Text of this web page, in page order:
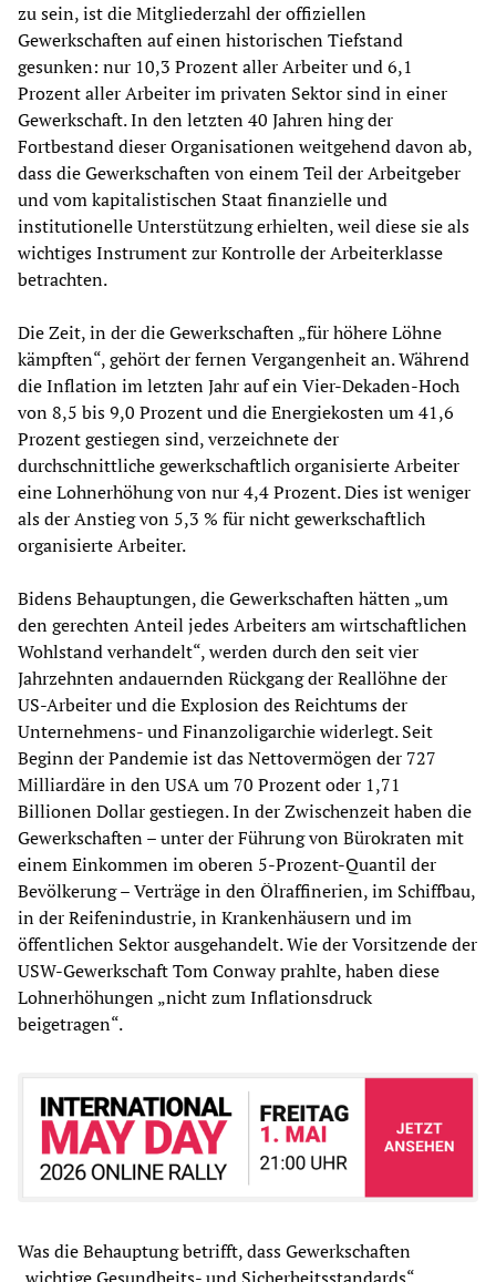
zu sein, ist die Mitgliederzahl der offiziellen
Gewerkschaften auf einen historischen Tiefstand
gesunken: nur 10,3 Prozent aller Arbeiter und 6,1
Prozent aller Arbeiter im privaten Sektor sind in einer
Gewerkschaft. In den letzten 40 Jahren hing der
Fortbestand dieser Organisationen weitgehend davon ab,
dass die Gewerkschaften von einem Teil der Arbeitgeber
und vom kapitalistischen Staat finanzielle und
institutionelle Unterstützung erhielten, weil diese sie als
wichtiges Instrument zur Kontrolle der Arbeiterklasse
betrachten.
Die Zeit, in der die Gewerkschaften „für höhere Löhne
kämpften“, gehört der fernen Vergangenheit an. Während
die Inflation im letzten Jahr auf ein Vier-Dekaden-Hoch
von 8,5 bis 9,0 Prozent und die Energiekosten um 41,6
Prozent gestiegen sind, verzeichnete der
durchschnittliche gewerkschaftlich organisierte Arbeiter
eine Lohnerhöhung von nur 4,4 Prozent. Dies ist weniger
als der Anstieg von 5,3 % für nicht gewerkschaftlich
organisierte Arbeiter.
Bidens Behauptungen, die Gewerkschaften hätten „um
den gerechten Anteil jedes Arbeiters am wirtschaftlichen
Wohlstand verhandelt“, werden durch den seit vier
Jahrzehnten andauernden Rückgang der Reallöhne der
US-Arbeiter und die Explosion des Reichtums der
Unternehmens- und Finanzoligarchie widerlegt. Seit
Beginn der Pandemie ist das Nettovermögen der 727
Milliardäre in den USA um 70 Prozent oder 1,71
Billionen Dollar gestiegen. In der Zwischenzeit haben die
Gewerkschaften – unter der Führung von Bürokraten mit
einem Einkommen im oberen 5-Prozent-Quantil der
Bevölkerung – Verträge in den Ölraffinerien, im Schiffbau,
in der Reifenindustrie, in Krankenhäusern und im
öffentlichen Sektor ausgehandelt. Wie der Vorsitzende der
USW-Gewerkschaft Tom Conway prahlte, haben diese
Lohnerhöhungen „nicht zum Inflationsdruck
beigetragen“.
Was die Behauptung betrifft, dass Gewerkschaften